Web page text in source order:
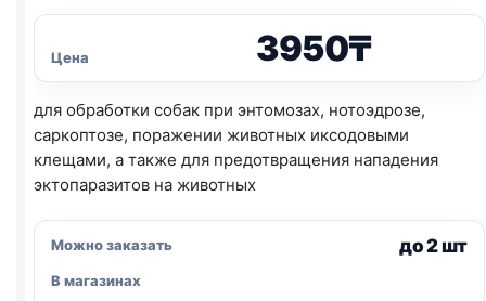
Цена 3950₸
для обработки собак при энтомозах, нотоэдрозе,
саркоптозе, поражении животных иксодовыми
клещами, а также для предотвращения нападения
эктопаразитов на животных
Можно заказать до 2 шт
В магазинах